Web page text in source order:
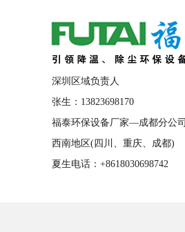
深圳区域负责人
张生：13823698170
福泰环保设备厂家—成都分公司
西南地区(四川、重庆、成都)
夏生电话：+8618030698742